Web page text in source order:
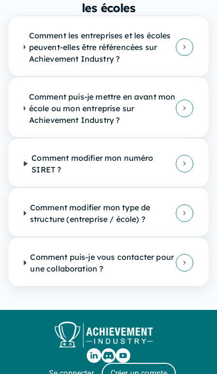
les écoles
Comment les entreprises et les écoles
peuvent-elles être référencées sur
Achievement Industry ?
Comment puis-je mettre en avant mon
école ou mon entreprise sur
Achievement Industry ?
Comment modifier mon numéro
SIRET ?
Comment modifier mon type de
structure (entreprise / école) ?
Comment puis-je vous contacter pour
une collaboration ?